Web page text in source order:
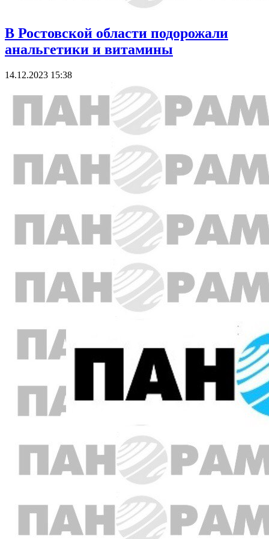
В Ростовской области подорожали
анальгетики и витамины
14.12.2023 15:38